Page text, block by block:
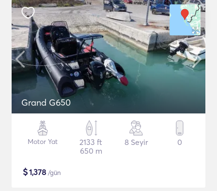
Grand G650
Motor Yat
2133 ft
650 m
8 Seyir 0
$1,378 /gün